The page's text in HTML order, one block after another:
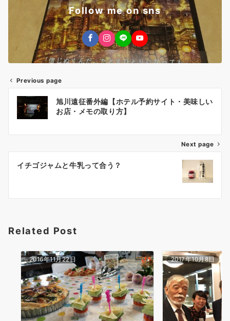
Follow me on sns
投
稿
ゲ
シ
ン
Previous page
旭川遠征番外編【ホテル予約サイト・美味しい
お店・メモの取り方】
Next page
イチゴジャムと牛乳って合う？
Related Post
2016年11月22日 2017年10月8日